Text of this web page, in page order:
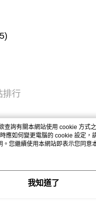
排行
查詢有關本網站使用 cookie 方式
應如何變更電腦的 cookie 設定，
。您繼續使用本網站即表示您同意
cookie。
我知道了